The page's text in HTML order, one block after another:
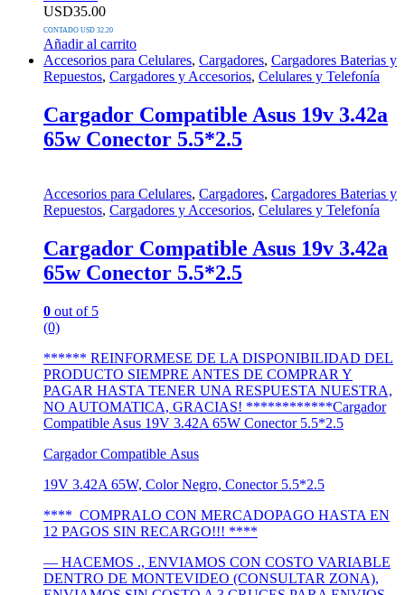
USD35.00
CONTADO USD 32.20
Añadir al carrito
Accesorios para Celulares, Cargadores, Cargadores Baterias y
Repuestos, Cargadores y Accesorios, Celulares y Telefonía
Cargador Compatible Asus 19v 3.42a
65w Conector 5.5*2.5
Accesorios para Celulares, Cargadores, Cargadores Baterias y
Repuestos, Cargadores y Accesorios, Celulares y Telefonía
Cargador Compatible Asus 19v 3.42a
65w Conector 5.5*2.5
0 out of 5
(0)
****** REINFORMESE DE LA DISPONIBILIDAD DEL
PRODUCTO SIEMPRE ANTES DE COMPRAR Y
PAGAR HASTA TENER UNA RESPUESTA NUESTRA,
NO AUTOMATICA, GRACIAS! ************Cargador
Compatible Asus 19V 3.42A 65W Conector 5.5*2.5
Cargador Compatible Asus
19V 3.42A 65W, Color Negro, Conector 5.5*2.5
**** COMPRALO CON MERCADOPAGO HASTA EN
12 PAGOS SIN RECARGO!!! ****
— HACEMOS ., ENVIAMOS CON COSTO VARIABLE
DENTRO DE MONTEVIDEO (CONSULTAR ZONA),